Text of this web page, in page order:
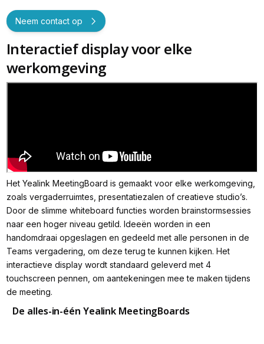
Neem contact op
Interactief display voor elke
werkomgeving
Het Yealink MeetingBoard is gemaakt voor elke werkomgeving,
zoals vergaderruimtes, presentatiezalen of creatieve studio’s.
Door de slimme whiteboard functies worden brainstormsessies
naar een hoger niveau getild. Ideeën worden in een
handomdraai opgeslagen en gedeeld met alle personen in de
Teams vergadering, om deze terug te kunnen kijken. Het
interactieve display wordt standaard geleverd met 4
touchscreen pennen, om aantekeningen mee te maken tijdens
de meeting.
De alles-in-één Yealink MeetingBoards